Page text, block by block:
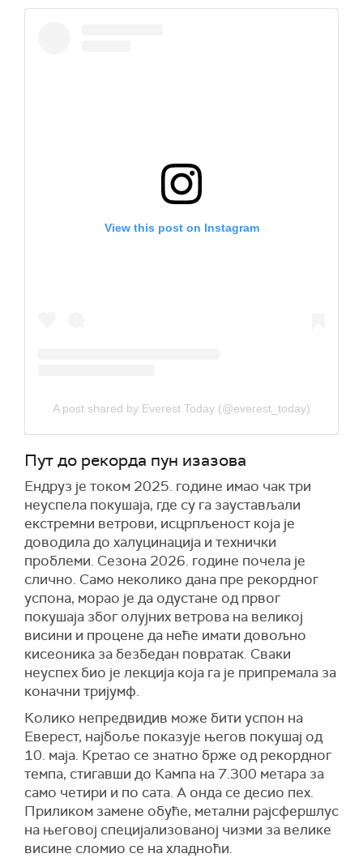
View this post on Instagram
A post shared by Everest Today (@everest_today)
Пут до рекорда пун изазова
Ендруз је током 2025. године имао чак три
неуспела покушаја, где су га заустављали
екстремни ветрови, исцрпљеност која је
доводила до халуцинација и технички
проблеми. Сезона 2026. године почела је
слично. Само неколико дана пре рекордног
успона, морао је да одустане од првог
покушаја због олујних ветрова на великој
висини и процене да неће имати довољно
кисеоника за безбедан повратак. Сваки
неуспех био је лекција која га је припремала за
коначни тријумф.
Колико непредвидив може бити успон на
Еверест, најбоље показује његов покушај од
10. маја. Кретао се знатно брже од рекордног
темпа, стигавши до Кампа на 7.300 метара за
само четири и по сата. А онда се десио пех.
Приликом замене обуће, метални рајсфершлус
на његовој специјализованој чизми за велике
висине сломио се на хладноћи.